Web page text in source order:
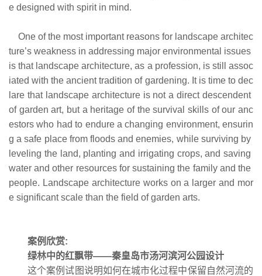
e designed with spirit in mind.
One of the most important reasons for landscape architec
ture’s weakness in addressing major environmental issues
is that landscape architecture, as a profession, is still assoc
iated with the ancient tradition of gardening. It is time to dec
lare that landscape architecture is not a direct descendent
of garden art, but a heritage of the survival skills of our anc
estors who had to endure a changing environment, ensurin
g a safe place from floods and enemies, while surviving by
leveling the land, planting and irrigating crops, and saving
water and other resources for sustaining the family and the
people. Landscape architecture works on a larger and mor
e significant scale than the field of garden arts.
案例欣赏:
绿林中的红飘带——秦皇岛市汤河滨河公园设计
这个案例试图说明如何在城市化过程中保留自然河流的